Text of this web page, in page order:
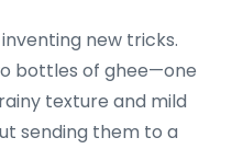
new tricks.
bottles of ghee—one
texture and mild
sending them to a